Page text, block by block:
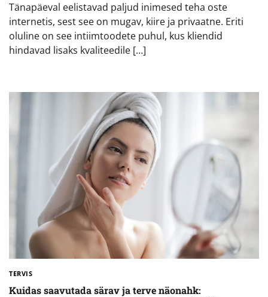
Tänapäeval eelistavad paljud inimesed teha oste
internetis, sest see on mugav, kiire ja privaatne. Eriti
oluline on see intiimtoodete puhul, kus kliendid
hindavad lisaks kvaliteedile […]
TERVIS
Kuidas saavutada särav ja terve näonahk: